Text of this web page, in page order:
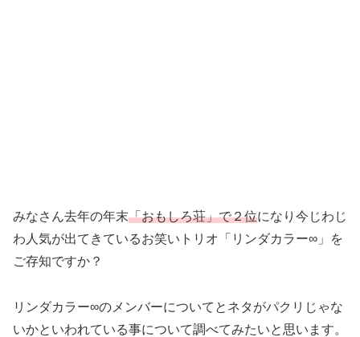
みなさん去年の年末「おもしろ荘」で２位になり今じわじ
わ人気が出てきているお笑いトリオ「リンダカラー∞」を
ご存知ですか？
リンダカラー∞のメンバーについてとネタがパクリじゃな
いかといわれている事について調べてみたいと思います。